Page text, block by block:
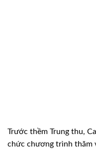
Trước thềm Trung thu,
chức chương trình thăm